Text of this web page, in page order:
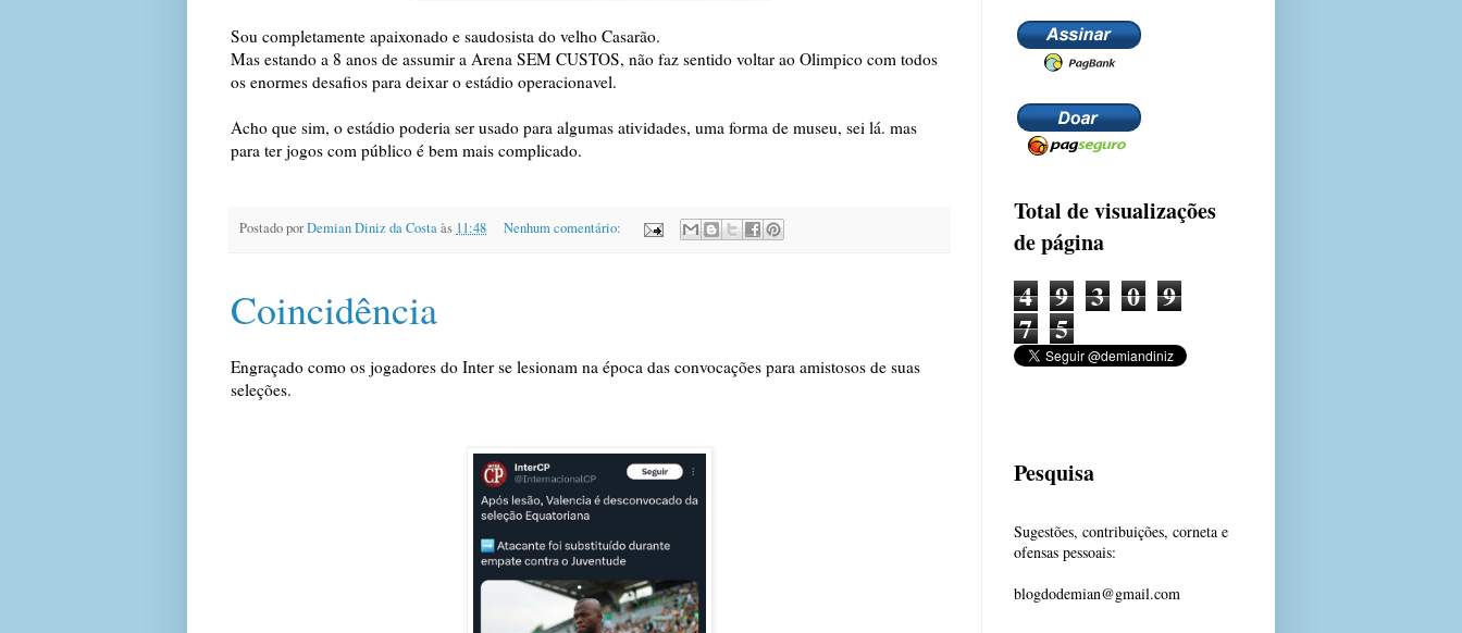
Sou completamente apaixonado e saudosista do velho Casarão.
Mas estando a 8 anos de assumir a Arena SEM CUSTOS, não faz sentido voltar ao Olimpico com todos
os enormes desafios para deixar o estádio operacionavel.
Acho que sim, o estádio poderia ser usado para algumas atividades, uma forma de museu, sei lá. mas
para ter jogos com público é bem mais complicado.
Postado porDemian Diniz da Costaàs 11:48 Nenhum comentário:
Coincidência
Engraçado como os jogadores do Inter se lesionam na época das convocações para amistosos de suas
seleções.
Total de visualizações
de página
4 9 3 0 9
7 5
Pesquisa
Sugestões, contribuições, corneta e
ofensas pessoais:
blogdodemian@gmail.com